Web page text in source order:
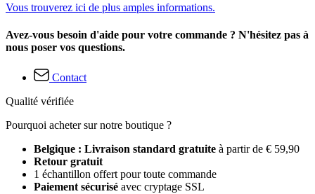
Vous trouverez ici de plus amples informations.
Avez-vous besoin d'aide pour votre commande ? N'hésitez pas à
nous poser vos questions.
Contact
Qualité vérifiée
Pourquoi acheter sur notre boutique ?
Belgique : Livraison standard gratuite à partir de € 59,90
Retour gratuit
1 échantillon offert pour toute commande
Paiement sécurisé avec cryptage SSL